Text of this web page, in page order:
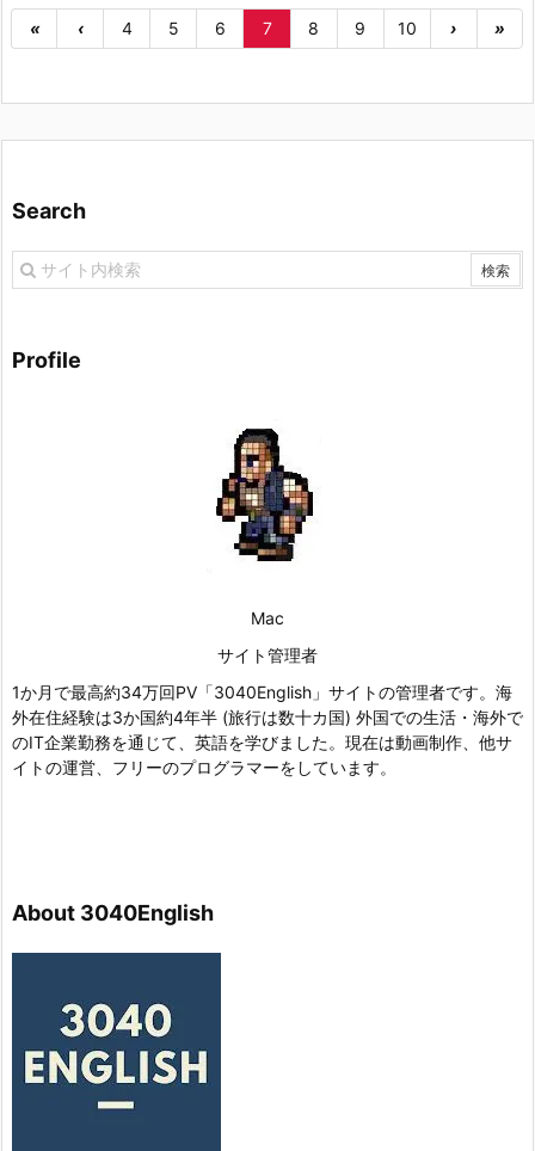
« ‹ 4 5 6 7 8 9 10 › »
Search
Profile
Mac
サイト管理者
1か月で最高約34万回PV「3040English」サイトの管理者です。海
外在住経験は3か国約4年半 (旅行は数十カ国) 外国での生活・海外で
のIT企業勤務を通じて、英語を学びました。現在は動画制作、他サ
イトの運営、フリーのプログラマーをしています。
About 3040English